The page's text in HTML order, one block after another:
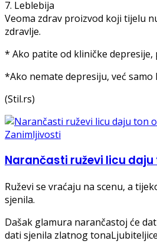
7. Leblebija
Veoma zdrav proizvod koji tijelu
zdravlje.
* Ako patite od kliničke
*Ako nemate depresiju, već
(Stil.rs)
Zanimljivosti
Narančasti ruževi licu
Ruževi se vraćaju na scenu, a
sjenila.
Dašak glamura narančastoj će
dati sjenila zlatnog